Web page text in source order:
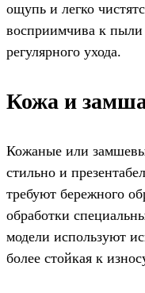
ощупь и легко
восприимчива к
регулярного ухода.
Кожа и
Кожаные или
стильно и
требуют бережного
обработки
модели используют
более стойкая к